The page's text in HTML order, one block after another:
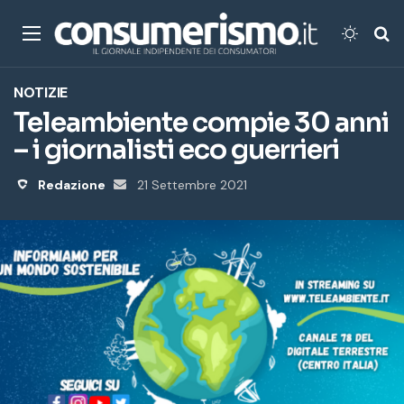
Menu
NOTIZIE
Teleambiente compie 30 anni
– i giornalisti eco guerrieri
Redazione
Invia
21 Settembre 2021